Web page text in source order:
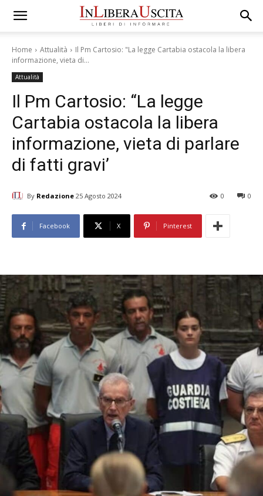
Home Attualità
Il Pm Cartosio: "La legge Cartabia ostacola la libera
informazione, vieta di...
Attualità
Il Pm Cartosio: “La legge
Cartabia ostacola la libera
informazione, vieta di parlare
di fatti gravi’
By Redazione 25 Agosto 2024 0
0
Facebook X Pinterest